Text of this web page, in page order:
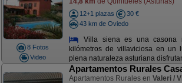
8 Fotos
Video
12+1 plazas
30 €
43 km de Oviedo
Villa siena es una casona
kilómetros de villaviciosa en un
plena naturaleza asturiana
Apartamentos Rurales
Apartamentos Rurales en Valeri /